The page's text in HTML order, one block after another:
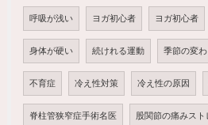
呼吸が浅い ヨガ初心者 ヨガ初心者
身体が硬い 続けれる運動 季節の変わ
不育症 冷え性対策 冷え性の原因
脊柱管狭窄症手術名医 股関節の痛みスト